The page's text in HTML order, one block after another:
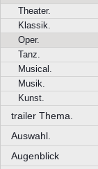
Theater.
Klassik.
Oper.
Tanz.
Musical.
Musik.
Kunst.
trailer Thema.
Auswahl.
Augenblick